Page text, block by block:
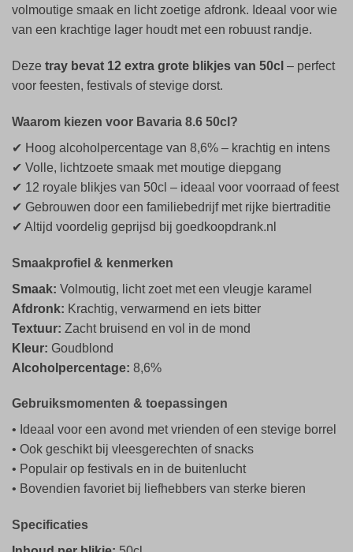
volmoutige smaak en licht zoetige afdronk. Ideaal voor wie
van een krachtige lager houdt met een robuust randje.
Deze tray bevat 12 extra grote blikjes van 50cl – perfect
voor feesten, festivals of stevige dorst.
Waarom kiezen voor Bavaria 8.6 50cl?
✔ Hoog alcoholpercentage van 8,6% – krachtig en intens
✔ Volle, lichtzoete smaak met moutige diepgang
✔ 12 royale blikjes van 50cl – ideaal voor voorraad of feest
✔ Gebrouwen door een familiebedrijf met rijke biertraditie
✔ Altijd voordelig geprijsd bij goedkoopdrank.nl
Smaakprofiel & kenmerken
Smaak: Volmoutig, licht zoet met een vleugje karamel
Afdronk: Krachtig, verwarmend en iets bitter
Textuur: Zacht bruisend en vol in de mond
Kleur: Goudblond
Alcoholpercentage: 8,6%
Gebruiksmomenten & toepassingen
• Ideaal voor een avond met vrienden of een stevige borrel
• Ook geschikt bij vleesgerechten of snacks
• Populair op festivals en in de buitenlucht
• Bovendien favoriet bij liefhebbers van sterke bieren
Specificaties